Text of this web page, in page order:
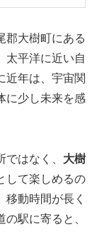
郡大樹町にある
太平洋に近い自
近年は、宇宙関
に少し未来を感
はなく、 大樹
して楽しめるの
動時間が長く
駅に寄ると、